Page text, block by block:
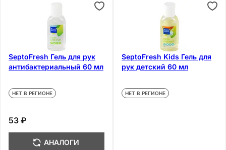
SeptoFresh Гель для рук
антибактериальный 60 мл
НЕТ В РЕГИОНЕ
53 ₽
АНАЛОГИ
SeptoFresh Kids Гель для
рук детский 60 мл
НЕТ В РЕГИОНЕ